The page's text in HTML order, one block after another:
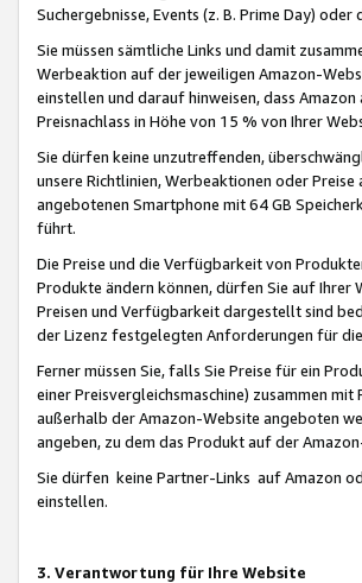
Suchergebnisse, Events (z. B. Prime Day)
Sie müssen sämtliche Links und damit
Werbeaktion auf der jeweiligen Amazon-
einstellen und darauf hinweisen, dass
Preisnachlass in Höhe von 15 % von Ihrer
Sie dürfen keine unzutreffenden,
unsere Richtlinien, Werbeaktionen oder
angebotenen Smartphone mit 64 GB
führt.
Die Preise und die Verfügbarkeit von
Produkte ändern können, dürfen Sie auf Ihrer
Preisen und Verfügbarkeit dargestellt sind
der Lizenz festgelegten Anforderungen für
Ferner müssen Sie, falls Sie Preise für ein
einer Preisvergleichsmaschine) zusammen
außerhalb der Amazon-Website angeboten
angeben, zu dem das Produkt auf der
Sie dürfen keine Partner-Links auf Amazon
einstellen.
3. Verantwortung für Ihre Website